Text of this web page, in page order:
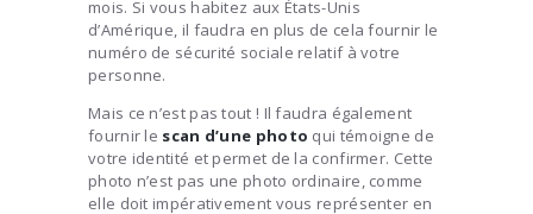
mois. Si vous habitez aux États-Unis
d’Amérique, il faudra en plus de cela fournir le
numéro de sécurité sociale relatif à votre
personne.
Mais ce n’est pas tout ! Il faudra également
fournir le scan d’une photo qui témoigne de
votre identité et permet de la confirmer. Cette
photo n’est pas une photo ordinaire, comme
elle doit impérativement vous représenter en